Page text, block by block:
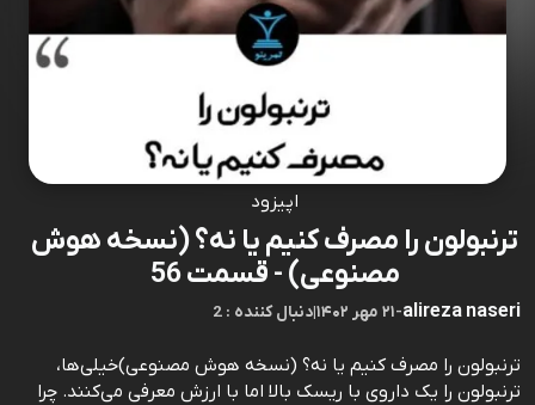
اپیزود
ترنبولون را مصرف کنیم یا نه؟ (نسخه هوش
مصنوعی) - قسمت 56
alireza naseri
-۲۱ مهر ۱۴۰۲ |2 : دنبال کننده
ترنبولون را مصرف کنیم یا نه؟ (نسخه هوش مصنوعی)خیلی‌ها،
ترنبولون را یک داروی با ریسک بالا اما با ارزش معرفی می‌کنند. چرا